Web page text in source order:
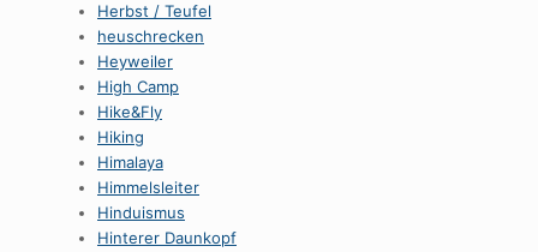
Herbst / Teufel
heuschrecken
Heyweiler
High Camp
Hike&Fly
Hiking
Himalaya
Himmelsleiter
Hinduismus
Hinterer Daunkopf